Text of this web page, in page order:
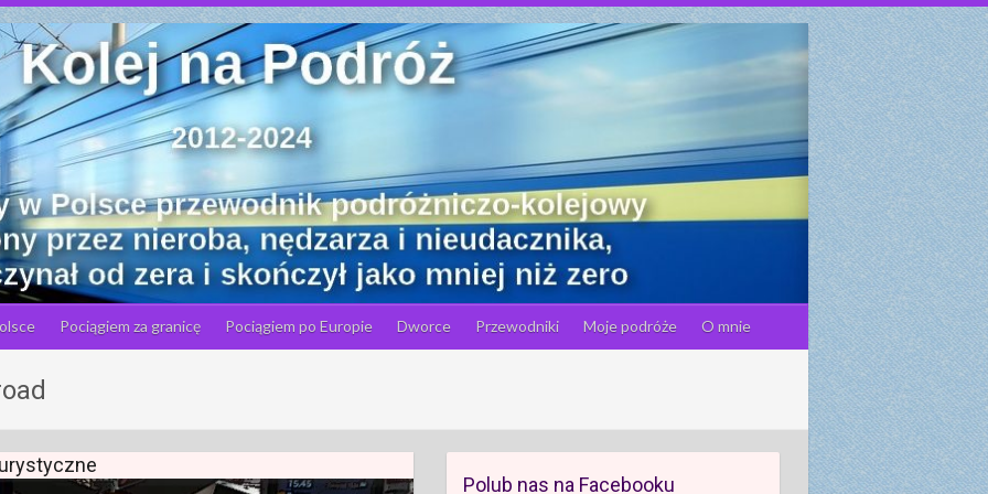
Pociągiem za granicę Pociągiem po Europie Dworce Przewodniki Moje podróże O mnie
Polub nas na Facebooku